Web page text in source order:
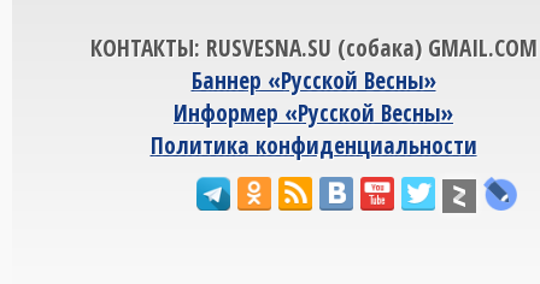
КОНТАКТЫ: RUSVESNA.SU (собака) GMAIL.COM
Баннер «Русской Весны»
Информер «Русской Весны»
Политика конфиденциальности